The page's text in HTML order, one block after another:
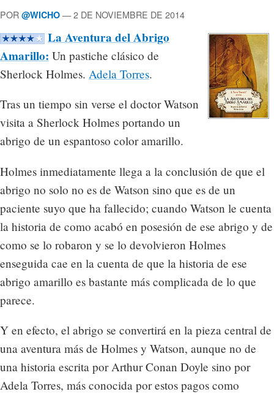
POR @WICHO — 2 DE NOVIEMBRE DE 2014
La Aventura del Abrigo
Amarillo: Un pastiche clásico de
Sherlock Holmes. Adela Torres.
Tras un tiempo sin verse el doctor Watson
visita a Sherlock Holmes portando un
abrigo de un espantoso color amarillo.
Holmes inmediatamente llega a la conclusión de que el
abrigo no solo no es de Watson sino que es de un
paciente suyo que ha fallecido; cuando Watson le cuenta
la historia de como acabó en posesión de ese abrigo y de
como se lo robaron y se lo devolvieron Holmes
enseguida cae en la cuenta de que la historia de ese
abrigo amarillo es bastante más complicada de lo que
parece.
Y en efecto, el abrigo se convertirá en la pieza central de
una aventura más de Holmes y Watson, aunque no de
una historia escrita por Arthur Conan Doyle sino por
Adela Torres, más conocida por estos pagos como